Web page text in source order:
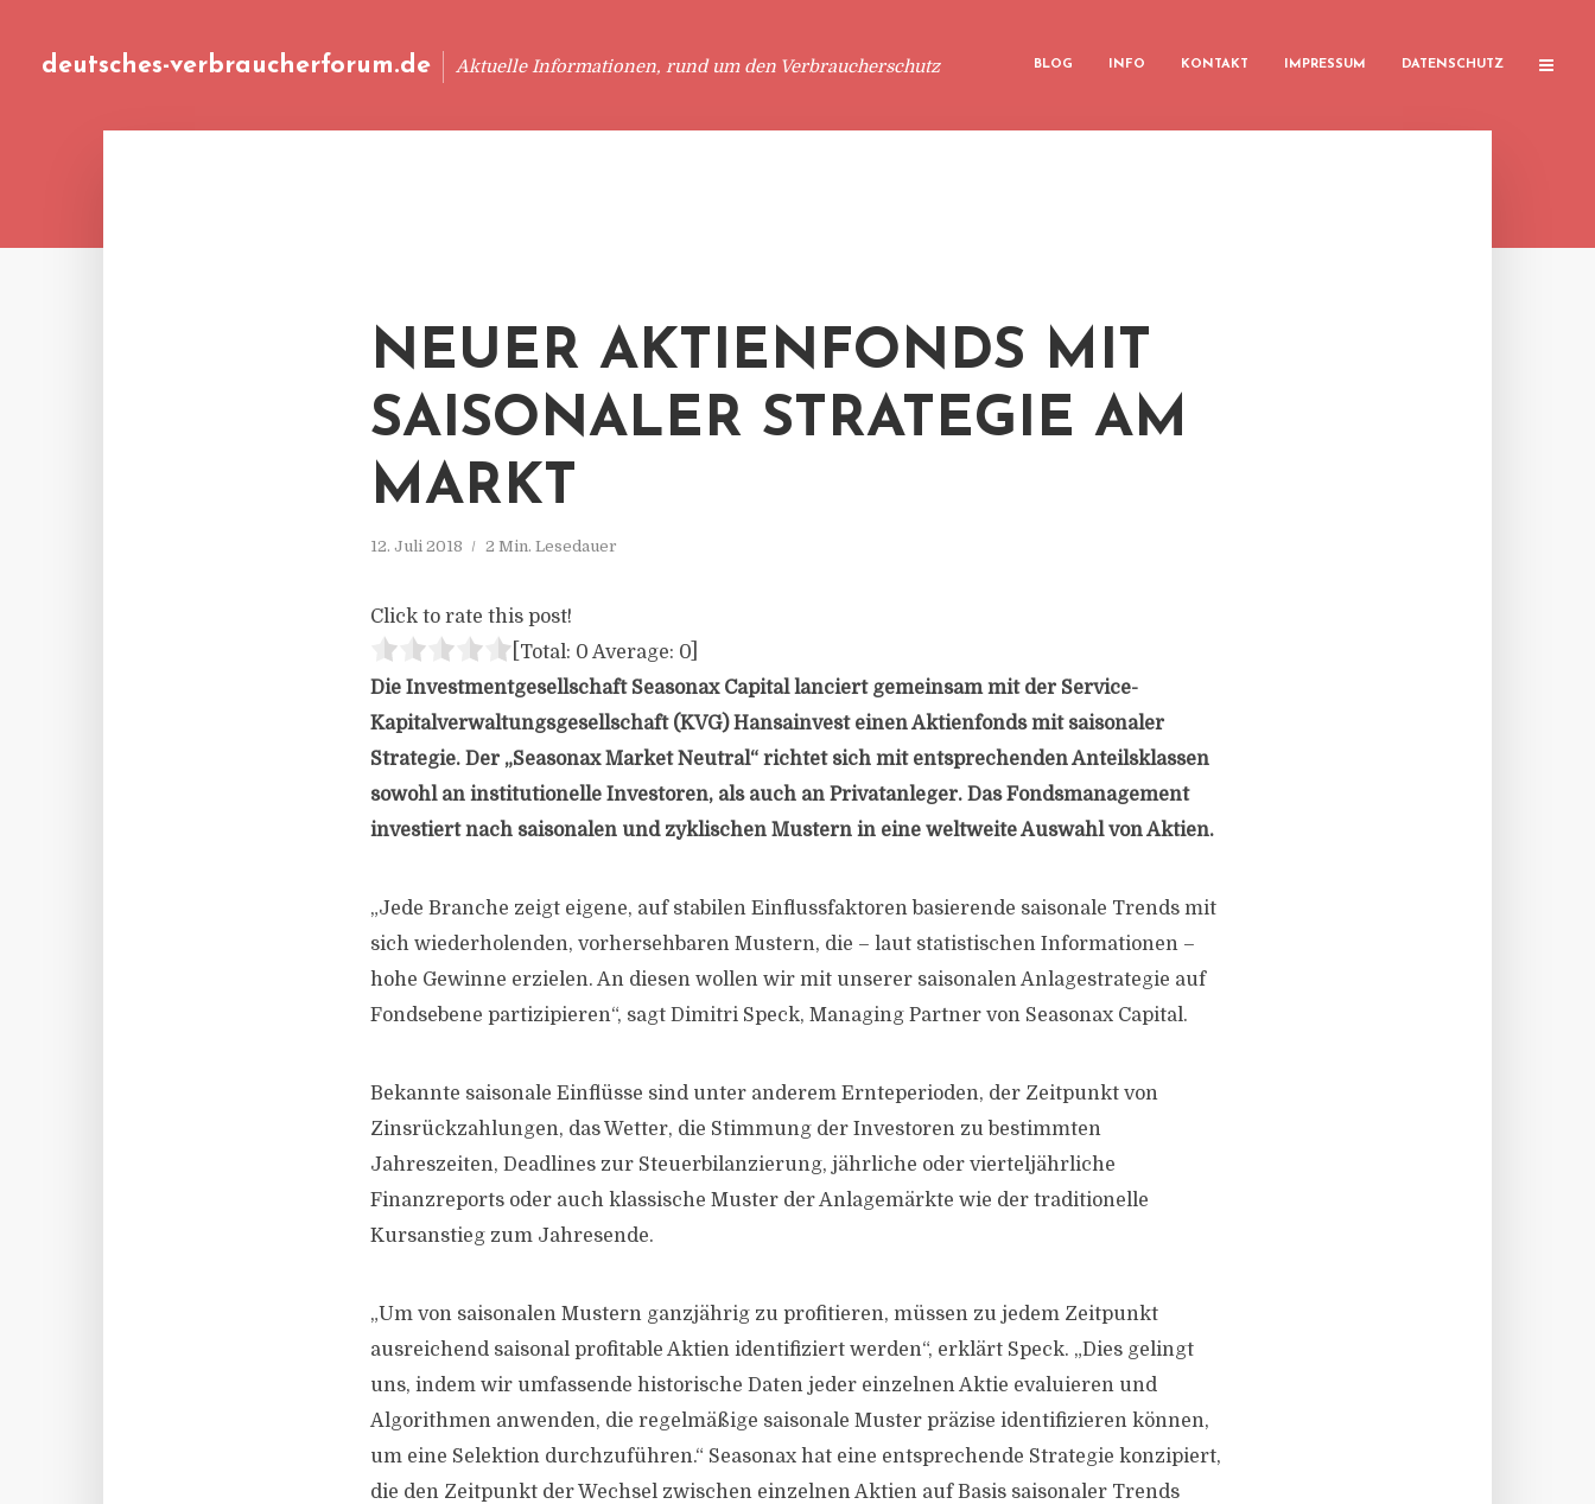
deutsches-verbraucherforum.de Aktuelle Informationen, rund um den Verbraucherschutz BLOG INFO KONTAKT IMPRESSUM DATENSCHUTZ
NEUER AKTIENFONDS MIT
SAISONALER STRATEGIE AM
MARKT
12. Juli 2018 2 Min. Lesedauer
Click to rate this post!
[Total: 0 Average: 0
Die Investmentgesellschaft Seasonax Capital lanciert gemeinsam mit der Service-
Kapitalverwaltungsgesellschaft (KVG) Hansainvest einen Aktienfonds mit saisonaler
Strategie. Der „Seasonax Market Neutral“ richtet sich mit entsprechenden Anteilsklassen
sowohl an institutionelle Investoren, als auch an Privatanleger. Das Fondsmanagement
investiert nach saisonalen und zyklischen Mustern in eine weltweite Auswahl von Aktien.
„Jede Branche zeigt eigene, auf stabilen Einflussfaktoren basierende saisonale Trends mit
sich wiederholenden, vorhersehbaren Mustern, die – laut statistischen Informationen –
hohe Gewinne erzielen. An diesen wollen wir mit unserer saisonalen Anlagestrategie auf
Fondsebene partizipieren“, sagt Dimitri Speck, Managing Partner von Seasonax Capital.
Bekannte saisonale Einflüsse sind unter anderem Ernteperioden, der Zeitpunkt von
Zinsrückzahlungen, das Wetter, die Stimmung der Investoren zu bestimmten
Jahreszeiten, Deadlines zur Steuerbilanzierung, jährliche oder vierteljährliche
Finanzreports oder auch klassische Muster der Anlagemärkte wie der traditionelle
Kursanstieg zum Jahresende.
„Um von saisonalen Mustern ganzjährig zu profitieren, müssen zu jedem Zeitpunkt
ausreichend saisonal profitable Aktien identifiziert werden“, erklärt Speck. „Dies gelingt
uns, indem wir umfassende historische Daten jeder einzelnen Aktie evaluieren und
Algorithmen anwenden, die regelmäßige saisonale Muster präzise identifizieren können,
um eine Selektion durchzuführen.“ Seasonax hat eine entsprechende Strategie konzipiert,
die den Zeitpunkt der Wechsel zwischen einzelnen Aktien auf Basis saisonaler Trends